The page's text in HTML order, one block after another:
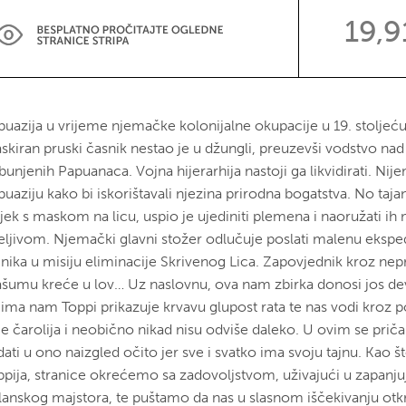
u vrijeme njemačke kolonijalne okupacije u 19.
pruski časnik nestao je u džungli, preuzevši vodstvo
Papuanaca. Vojna hijerarhija nastoji ga likvidirati.
kako bi iskorištavali njezina prirodna bogatstva. No
s maskom na licu, uspio je ujediniti plemena i naoružati ih
Njemački glavni stožer odlučuje poslati malenu
u misiju eliminacije Skrivenog Lica. Zapovjednik kroz
kreće u lov… Uz naslovnu, ova nam zbirka donosi jos
nam Toppi prikazuje krvavu glupost rata te nas vodi kroz
čarolija i neobično nikad nisu odviše daleko. U ovim se
u ono naizgled očito jer sve i svatko ima svoju tajnu. Kao
stranice okrećemo sa zadovoljstvom, uživajući u
majstora, te puštamo da nas u slasnom iščekivanju